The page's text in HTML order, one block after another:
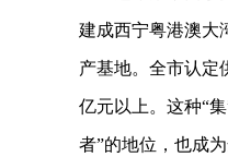
建成西宁粤港澳大
产基地。全市认定
亿元以上。这种“
者”的地位，也成